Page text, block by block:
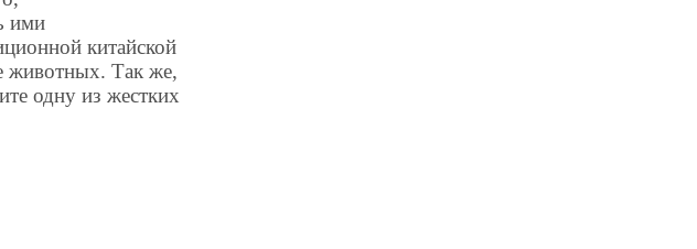
ими
китайской
животных. Так же,
одну из жестких